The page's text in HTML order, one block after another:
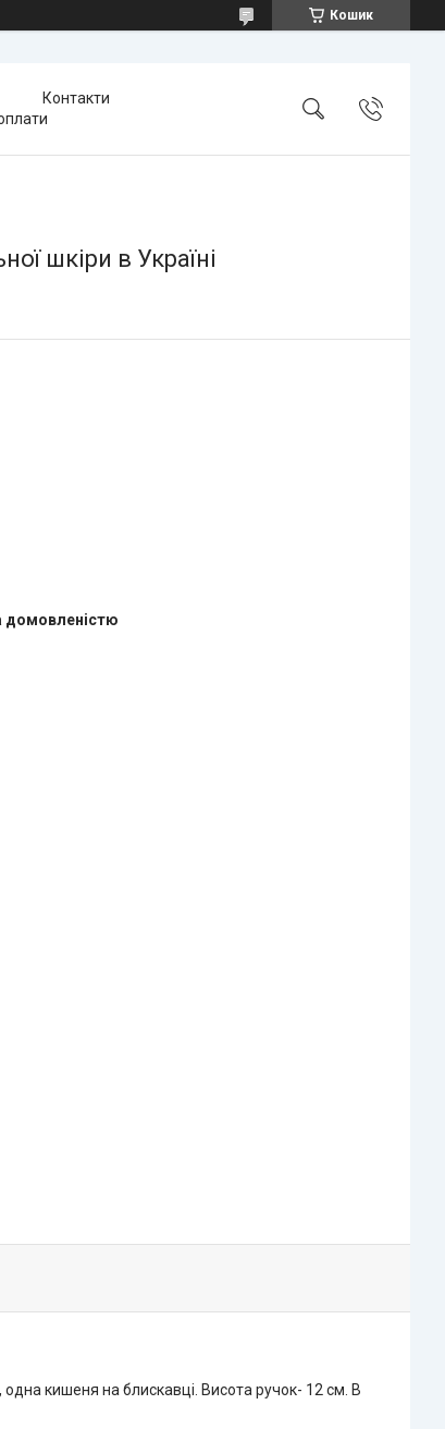
Кошик
Контакти
шкіри в Україні
домовленістю
одна кишеня на блискавці. Висота ручок- 12 см. В